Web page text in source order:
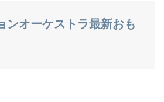
ンオーケストラ最新おも